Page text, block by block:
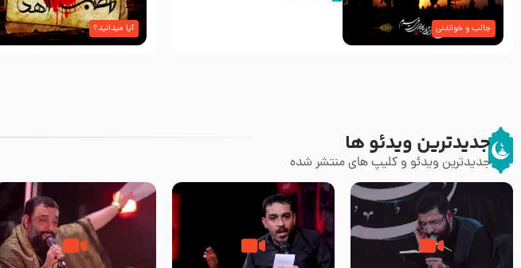
جالب و خواندنی آیا میدانید؟
جدیدترین ویدئو ها
جدیدترین ویدئو و کلیپ های منتشر شده